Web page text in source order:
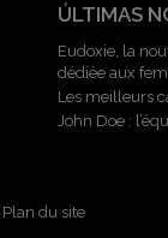
ÚLTIMAS
Eudoxie, la
dédiée aux
Les meilleurs
John Doe :
Plan du site